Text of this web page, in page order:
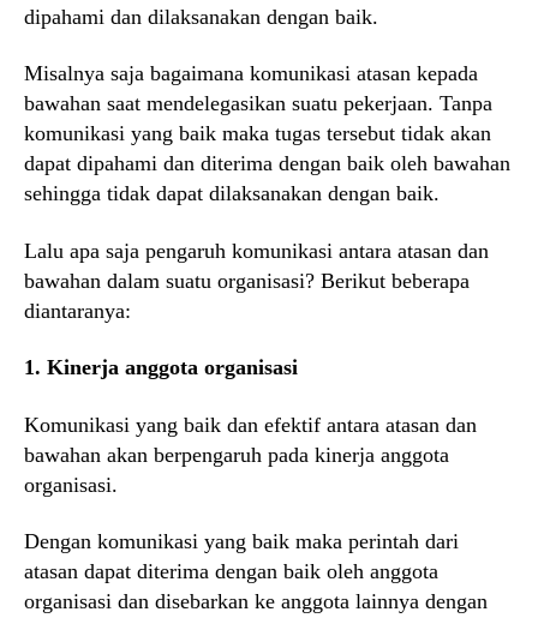
dipahami dan dilaksanakan dengan baik.
Misalnya saja bagaimana komunikasi atasan kepada
bawahan saat mendelegasikan suatu pekerjaan. Tanpa
komunikasi yang baik maka tugas tersebut tidak akan
dapat dipahami dan diterima dengan baik oleh bawahan
sehingga tidak dapat dilaksanakan dengan baik.
Lalu apa saja pengaruh komunikasi antara atasan dan
bawahan dalam suatu organisasi? Berikut beberapa
diantaranya:
1. Kinerja anggota organisasi
Komunikasi yang baik dan efektif antara atasan dan
bawahan akan berpengaruh pada kinerja anggota
organisasi.
Dengan komunikasi yang baik maka perintah dari
atasan dapat diterima dengan baik oleh anggota
organisasi dan disebarkan ke anggota lainnya dengan